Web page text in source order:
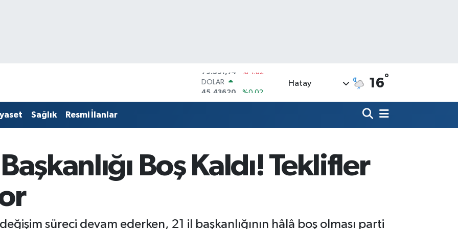
DOLAR
61,60380
%0.18
BİST100
14.598,00
Hatay 16°
Sağlık Resmi İlanlar
Boş Kaldı! Teklifler
süreci devam ederken, 21 il başkanlığının hâlâ boş olması parti